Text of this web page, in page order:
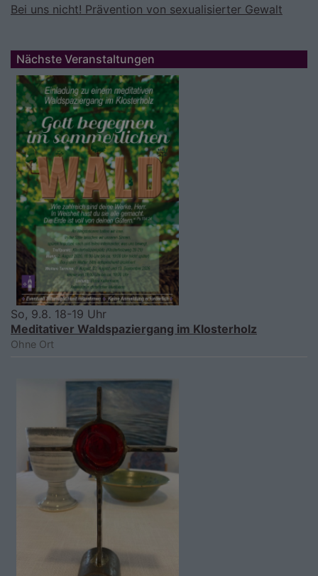
Bei uns nicht! Prävention von sexualisierter Gewalt
Nächste Veranstaltungen
So, 9.8. 18-19 Uhr
Meditativer Waldspaziergang im Klosterholz
Ohne Ort